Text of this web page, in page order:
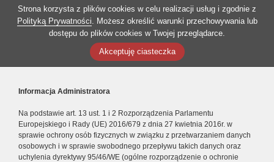
Strona korzysta z plików cookies w celu realizacji usług i zgodnie z
Polityką Prywatności. Możesz określić warunki przechowywania lub
dostępu do plików cookies w Twojej przeglądarce.
Akceptuję ciasteczka
Informacja Administratora
Na podstawie art. 13 ust. 1 i 2 Rozporządzenia Parlamentu
Europejskiego i Rady (UE) 2016/679 z dnia 27 kwietnia 2016r. w
sprawie ochrony osób fizycznych w związku z przetwarzaniem danych
osobowych i w sprawie swobodnego przepływu takich danych oraz
uchylenia dyrektywy 95/46/WE (ogólne rozporządzenie o ochronie